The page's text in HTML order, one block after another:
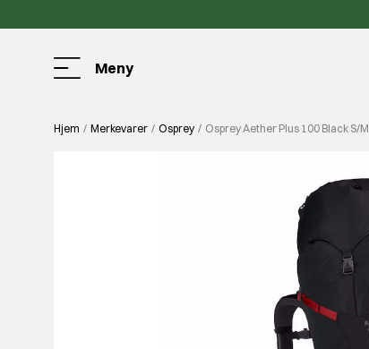
Meny
Hjem Merkevarer Osprey Osprey Aether Plus 100 Black S/M